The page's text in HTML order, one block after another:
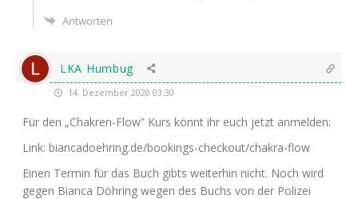
Antworten
LKA Humbug
14. Dezember 2020 03:30
Für den „Chak­ren-Flow” Kurs könnt ihr euch jetzt anmelden:
Link: biancadoehring.de/bookings-checkout/chakra-flow
Einen Ter­min für das Buch gibts wei­ter­hin nicht. Noch wird
gegen Bian­ca Döh­ring wegen des Buchs von der Poli­zei